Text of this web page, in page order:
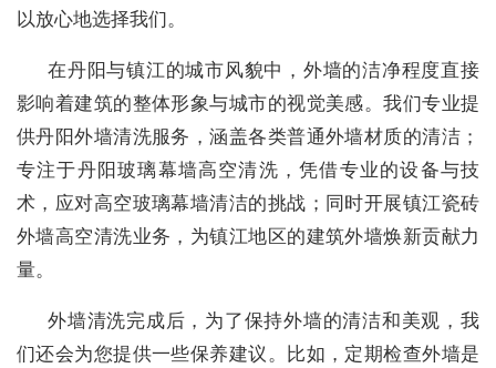
以放心地选择我们。
在丹阳与镇江的城市风貌中，外墙的洁净程度直接
影响着建筑的整体形象与城市的视觉美感。我们专业提
供丹阳外墙清洗服务，涵盖各类普通外墙材质的清洁；
专注于丹阳玻璃幕墙高空清洗，凭借专业的设备与技
术，应对高空玻璃幕墙清洁的挑战；同时开展镇江瓷砖
外墙高空清洗业务，为镇江地区的建筑外墙焕新贡献力
量。
外墙清洗完成后，为了保持外墙的清洁和美观，我
们还会为您提供一些保养建议。比如，定期检查外墙是